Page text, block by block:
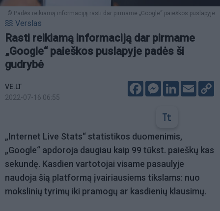
© Padės reikiamą informaciją rasti dar pirmame „Google“ paieškos puslapyje
Verslas
Rasti reikiamą informaciją dar pirmame
„Google“ paieškos puslapyje padės ši
gudrybė
VE.LT
2022-07-16 06:55
FacebookMessenger
LinkedIn
Email
„Internet Live Stats“ statistikos duomenimis,
„Google“ apdoroja daugiau kaip 99 tūkst. paieškų kas
sekundę. Kasdien vartotojai visame pasaulyje
naudoja šią platformą įvairiausiems tikslams: nuo
mokslinių tyrimų iki pramogų ar kasdienių klausimų.